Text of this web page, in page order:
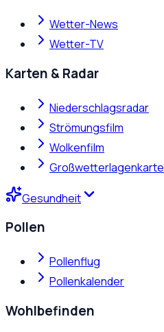
Wetter-News
Wetter-TV
Karten & Radar
Niederschlagsradar
Strömungsfilm
Wolkenfilm
Großwetterlagenkarte
Gesundheit
Pollen
Pollenflug
Pollenkalender
Wohlbefinden